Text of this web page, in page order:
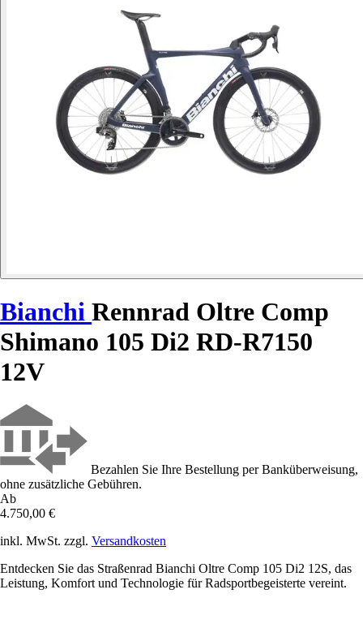
Bianchi Rennrad Oltre Comp
Shimano 105 Di2 RD-R7150
12V
Bezahlen Sie Ihre Bestellung per Banküberweisung,
ohne zusätzliche Gebühren.
Ab
4.750,00 €
inkl. MwSt. zzgl. Versandkosten
Entdecken Sie das Straßenrad Bianchi Oltre Comp 105 Di2 12S, das
Leistung, Komfort und Technologie für Radsportbegeisterte vereint.